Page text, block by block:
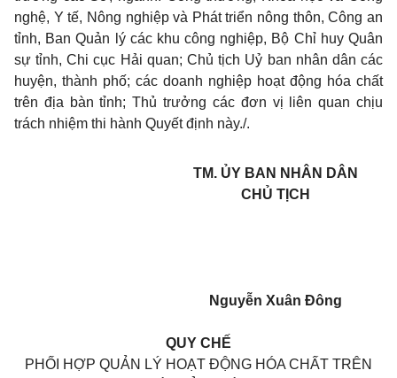
nghệ, Y tế, Nông nghiệp và Phát triển nông thôn, Công an
tỉnh, Ban Quản lý các khu công nghiệp, Bộ Chỉ huy Quân
sự tỉnh, Chi cục Hải quan; Chủ tịch Uỷ ban nhân dân các
huyện, thành phố; các doanh nghiệp hoạt động hóa chất
trên địa bàn tỉnh; Thủ trưởng các đơn vị liên quan chịu
trách nhiệm thi hành Quyết định này./.
TM. ỦY BAN NHÂN DÂN
CHỦ TỊCH
Nguyễn Xuân Đông
QUY CHẾ
PHỐI HỢP QUẢN LÝ HOẠT ĐỘNG HÓA CHẤT TRÊN